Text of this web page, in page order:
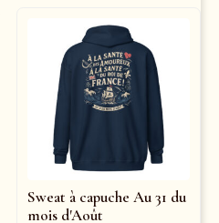
Sweat à capuche Au 31 du
mois d'Août